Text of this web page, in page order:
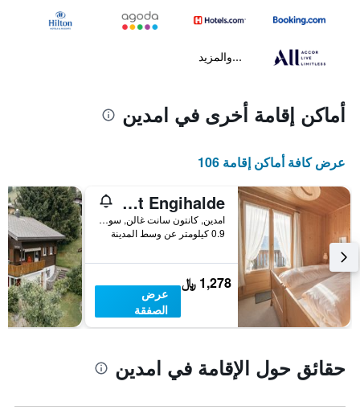
...والمزيد
أماكن إقامة أخرى في امدين
عرض كافة أماكن إقامة 106
Chalet Engihalde
امدين, كانتون سانت غالن, سويسرا
0.9 كيلومتر عن وسط المدينة
1,278 ﷼
عرض
الصفقة
حقائق حول الإقامة في امدين